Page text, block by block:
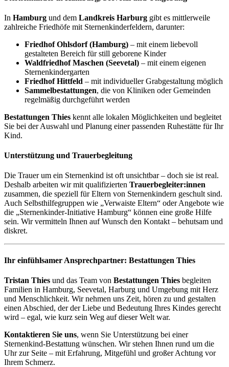
In Hamburg und dem Landkreis Harburg gibt es mittlerweile
zahlreiche Friedhöfe mit Sternenkinderfeldern, darunter:
Friedhof Ohlsdorf (Hamburg) – mit einem liebevoll
gestalteten Bereich für still geborene Kinder
Waldfriedhof Maschen (Seevetal) – mit einem eigenen
Sternenkindergarten
Friedhof Hittfeld – mit individueller Grabgestaltung möglich
Sammelbestattungen, die von Kliniken oder Gemeinden
regelmäßig durchgeführt werden
Bestattungen Thies kennt alle lokalen Möglichkeiten und begleitet
Sie bei der Auswahl und Planung einer passenden Ruhestätte für Ihr
Kind.
Unterstützung und Trauerbegleitung
Die Trauer um ein Sternenkind ist oft unsichtbar – doch sie ist real.
Deshalb arbeiten wir mit qualifizierten Trauerbegleiter:innen
zusammen, die speziell für Eltern von Sternenkindern geschult sind.
Auch Selbsthilfegruppen wie „Verwaiste Eltern“ oder Angebote wie
die „Sternenkinder-Initiative Hamburg“ können eine große Hilfe
sein. Wir vermitteln Ihnen auf Wunsch den Kontakt – behutsam und
diskret.
Ihr einfühlsamer Ansprechpartner: Bestattungen Thies
Tristan Thies und das Team von Bestattungen Thies begleiten
Familien in Hamburg, Seevetal, Harburg und Umgebung mit Herz
und Menschlichkeit. Wir nehmen uns Zeit, hören zu und gestalten
einen Abschied, der der Liebe und Bedeutung Ihres Kindes gerecht
wird – egal, wie kurz sein Weg auf dieser Welt war.
Kontaktieren Sie uns, wenn Sie Unterstützung bei einer
Sternenkind-Bestattung wünschen. Wir stehen Ihnen rund um die
Uhr zur Seite – mit Erfahrung, Mitgefühl und großer Achtung vor
Ihrem Schmerz.